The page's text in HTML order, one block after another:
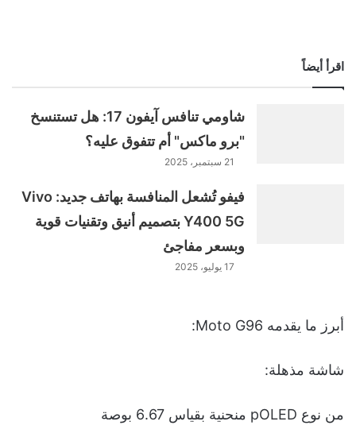
اقرأ أيضاً
شاومي تنافس آيفون 17: هل تستنسخ
"برو ماكس" أم تتفوق عليه؟
21 سبتمبر، 2025
فيفو تُشعل المنافسة بهاتف جديد: Vivo
Y400 5G بتصميم أنيق وتقنيات قوية
وبسعر مفاجئ
17 يوليو، 2025
أبرز ما يقدمه Moto G96:
شاشة مذهلة:
من نوع pOLED منحنية بقياس 6.67 بوصة